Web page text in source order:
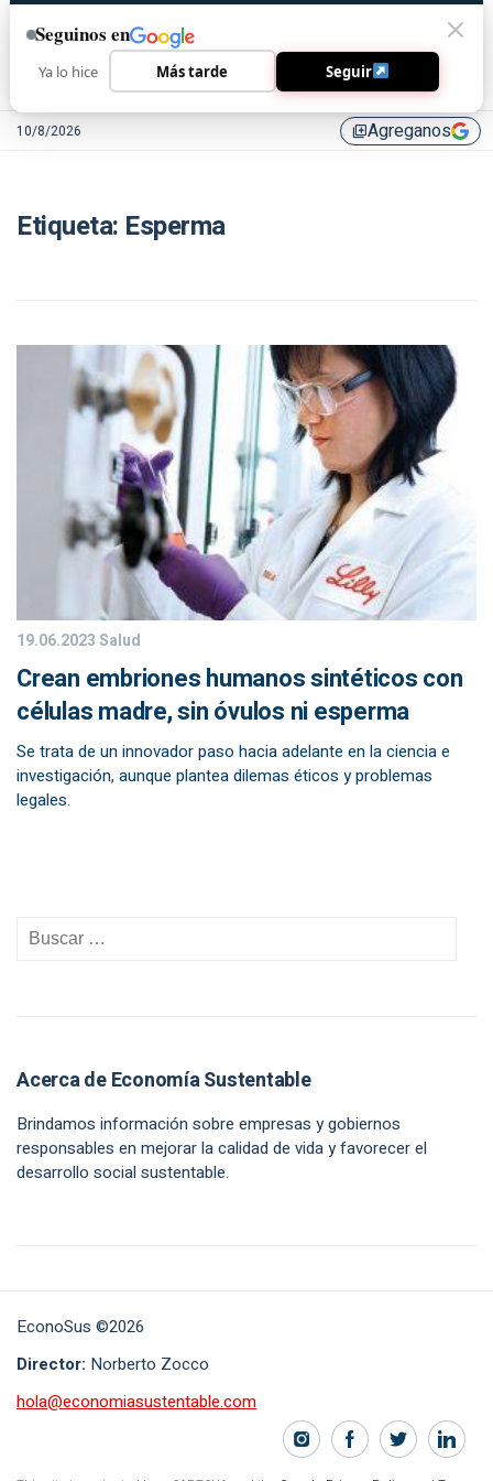
10/8/2026 library_addAgreganos
Etiqueta: Esperma
19.06.2023Salud
Crean embriones humanos sintéticos con
células madre, sin óvulos ni esperma
Se trata de un innovador paso hacia adelante en la ciencia e
investigación, aunque plantea dilemas éticos y problemas
legales.
Acerca de Economía Sustentable
Brindamos información sobre empresas y gobiernos
responsables en mejorar la calidad de vida y favorecer el
desarrollo social sustentable.
EconoSus ©2026
Director: Norberto Zocco
hola@economiasustentable.com
Seguinos en
Ya lo hice Más tarde Seguir